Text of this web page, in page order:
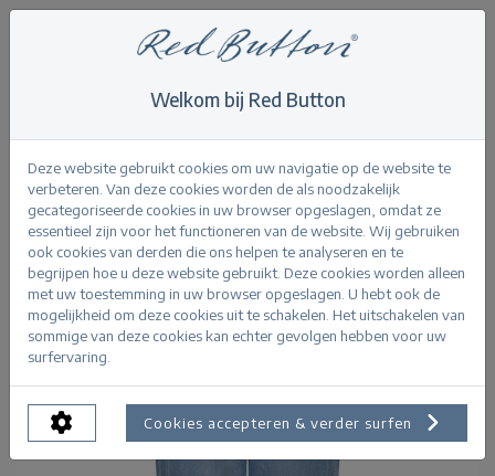
Caitlina Sidepatch midstone
Terug
Welkom bij Red Button
Deze website gebruikt cookies om uw navigatie op de website te
verbeteren. Van deze cookies worden de als noodzakelijk
gecategoriseerde cookies in uw browser opgeslagen, omdat ze
essentieel zijn voor het functioneren van de website. Wij gebruiken
ook cookies van derden die ons helpen te analyseren en te
begrijpen hoe u deze website gebruikt. Deze cookies worden alleen
met uw toestemming in uw browser opgeslagen. U hebt ook de
mogelijkheid om deze cookies uit te schakelen. Het uitschakelen van
sommige van deze cookies kan echter gevolgen hebben voor uw
surfervaring.
Cookies accepteren & verder surfen